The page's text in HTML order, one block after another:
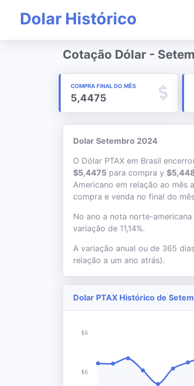
Dolar Histórico
Cotação Dólar -
COMPRA FINAL DO MÊS
5,4475
Dolar Setembro 2024
O Dólar PTAX em Brasil
$5,4475 para compra y
Americano em relação ao mês
compra e venda no final do
No ano a nota norte-
variação de 11,14%.
A variação anual ou de 365
relação a um ano atrás).
Dolar PTAX Histórico de